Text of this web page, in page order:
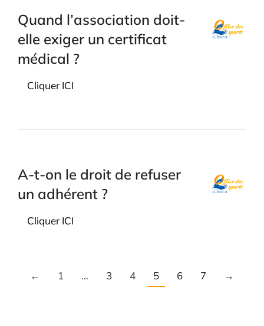
Quand l’association doit-
elle exiger un certificat
médical ?
Cliquer ICI
A-t-on le droit de refuser
un adhérent ?
Cliquer ICI
← 1 … 3 4 5 6 7 →